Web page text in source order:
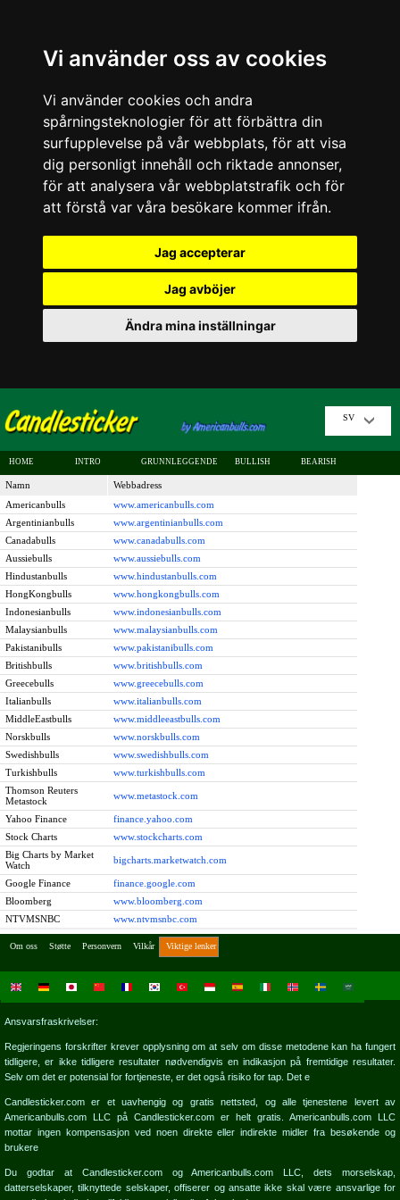
Vi använder oss av cookies
Vi använder cookies och andra
spårningsteknologier för att förbättra din
surfupplevelse på vår webbplats, för att visa
dig personligt innehåll och riktade annonser,
för att analysera vår webbplatstrafik och för
att förstå var våra besökare kommer ifrån.
Jag accepterar
Jag avböjer
Ändra mina inställningar
SV
HOME INTRO GRUNNLEGGENDE BULLISH BEARISH
Namn
Webbadress
Americanbulls
www.americanbulls.com
Argentinianbulls
www.argentinianbulls.com
Canadabulls
www.canadabulls.com
Aussiebulls
www.aussiebulls.com
Hindustanbulls
www.hindustanbulls.com
HongKongbulls
www.hongkongbulls.com
Indonesianbulls
www.indonesianbulls.com
Malaysianbulls
www.malaysianbulls.com
Pakistanibulls
www.pakistanibulls.com
Britishbulls
www.britishbulls.com
Greecebulls
www.greecebulls.com
Italianbulls
www.italianbulls.com
MiddleEastbulls
www.middleeastbulls.com
Norskbulls
www.norskbulls.com
Swedishbulls
www.swedishbulls.com
Turkishbulls
www.turkishbulls.com
Thomson Reuters
Metastock
www.metastock.com
Yahoo Finance
finance.yahoo.com
Stock Charts
www.stockcharts.com
Big Charts by Market
Watch
bigcharts.marketwatch.com
Google Finance
finance.google.com
Bloomberg
www.bloomberg.com
NTVMSNBC
www.ntvmsnbc.com
Om oss Støtte Personvern Vilkår Viktige lenker
Ansvarsfraskrivelser:
Regjeringens forskrifter krever opplysning om at selv om disse metodene kan ha fungert
tidligere, er ikke tidligere resultater nødvendigvis en indikasjon på fremtidige resultater.
Selv om det er potensial for fortjeneste, er det også risiko for tap. Det e
Candlesticker.com er et uavhengig og gratis nettsted, og alle tjenestene levert av
Americanbulls.com LLC på Candlesticker.com er helt gratis. Americanbulls.com LLC
mottar ingen kompensasjon ved noen direkte eller indirekte midler fra besøkende og
brukere
Du godtar at Candlesticker.com og Americanbulls.com LLC, dets morselskap,
datterselskaper, tilknyttede selskaper, offiserer og ansatte ikke skal være ansvarlige for